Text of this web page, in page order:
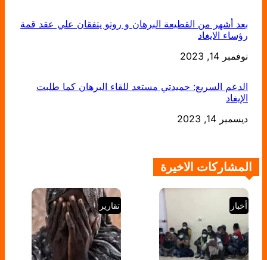
بعد أشهر من القطيعة البرهان و روتو يتفقان علي عقد قمة
رؤساء الايغاد
التاريخ
نوفمبر 14, 2023
الدعم السريع: حميدتي مستعد للقاء البرهان كما طلبت
الإيغاد
التاريخ
ديسمبر 14, 2023
المشاركات الاخيرة
أخبار تقارير